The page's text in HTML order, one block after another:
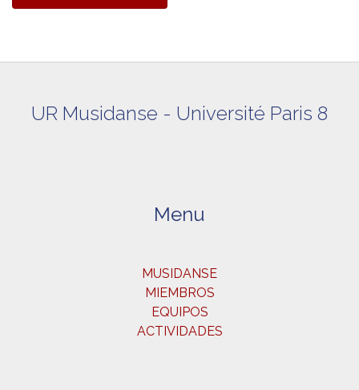
UR Musidanse - Université Paris 8
Menu
MUSIDANSE
MIEMBROS
EQUIPOS
ACTIVIDADES